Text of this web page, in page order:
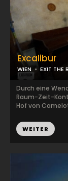
Excalibur
WIEN EXIT THE
Durch eine
Raum-Zeit-
Hof von
WEITER